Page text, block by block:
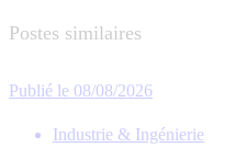
Postes similaires
Publié le 08/08/2026
Industrie & Ingénierie